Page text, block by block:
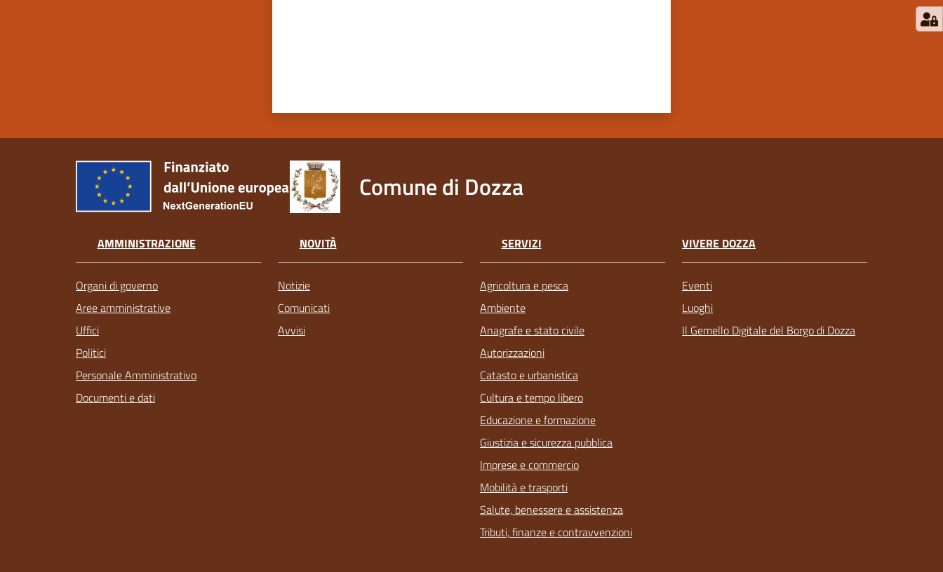
Comune di Dozza
AMMINISTRAZIONE
Organi di governo
Aree amministrative
Uffici
Politici
Personale Amministrativo
Documenti e dati
NOVITÀ
Notizie
Comunicati
Avvisi
SERVIZI
Agricoltura e pesca
Ambiente
Anagrafe e stato civile
Autorizzazioni
Catasto e urbanistica
Cultura e tempo libero
Educazione e formazione
Giustizia e sicurezza pubblica
Imprese e commercio
Mobilità e trasporti
Salute, benessere e assistenza
Tributi, finanze e contravvenzioni
VIVERE DOZZA
Eventi
Luoghi
Il Gemello Digitale del Borgo di Dozza